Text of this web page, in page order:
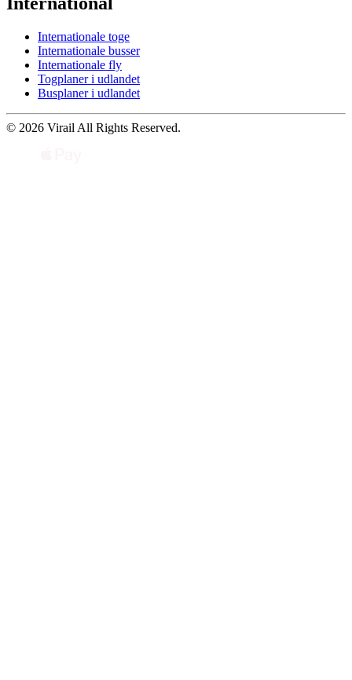
Internationale toge
Internationale busser
Internationale fly
Togplaner i udlandet
Busplaner i udlandet
© 2026 Virail All Rights Reserved.